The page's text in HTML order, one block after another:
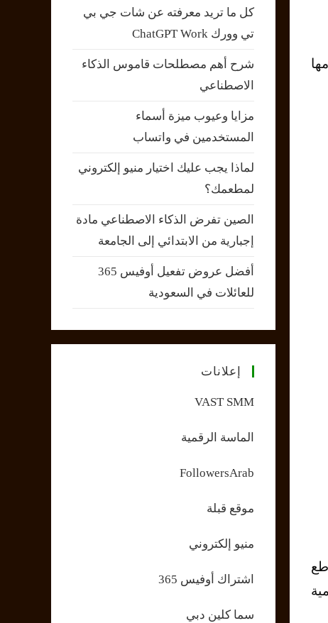
كل ما تريد معرفته عن شات جي بي
تي وورك ChatGPT Work
شرح أهم مصطلحات قاموس الذكاء
الاصطناعي
مزايا وعيوب ميزة أسماء
المستخدمين في واتساب
لماذا يجب عليك اختيار منيو إلكتروني
لمطعمك؟
الصين تفرض الذكاء الاصطناعي مادة
إجبارية من الابتدائي إلى الجامعة
أفضل عروض تفعيل أوفيس 365
للعائلات في السعودية
إعلانات
VAST SMM
الماسة الرقمية
FollowersArab
موقع قبلة
منيو إلكتروني
اشتراك أوفيس 365
سما كلين دبي